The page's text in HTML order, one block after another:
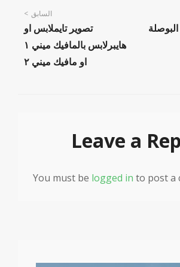
Post
navigation
السابق
تصوير تايملابس او
هايبرلابس بالمافيك ميني ١
او مافيك ميني ٢
Leave a
You must be logged in to post a